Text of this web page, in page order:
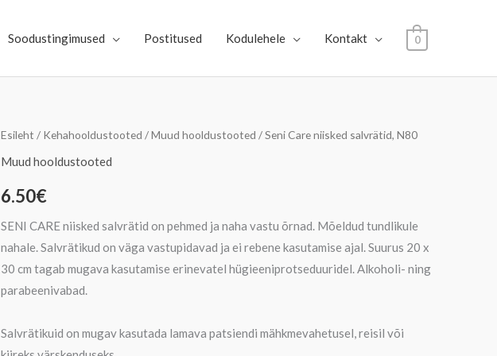
Soodustingimused Postitused Kodulehele Kontakt 0
Esileht / Kehahooldustooted /Muud hooldustooted / Seni Care niisked salvrätid, N80
Muud hooldustooted
6.50€
SENI CARE niisked salvrätid on pehmed ja naha vastu õrnad. Mõeldud tundlikule
nahale. Salvrätikud on väga vastupidavad ja ei rebene kasutamise ajal. Suurus 20 x
30 cm tagab mugava kasutamise erinevatel hügieeniprotseduuridel. Alkoholi- ning
parabeenivabad.
Salvrätikuid on mugav kasutada lamava patsiendi mähkmevahetusel, reisil või
Seni
Care
salvrätid,
N80
kogus